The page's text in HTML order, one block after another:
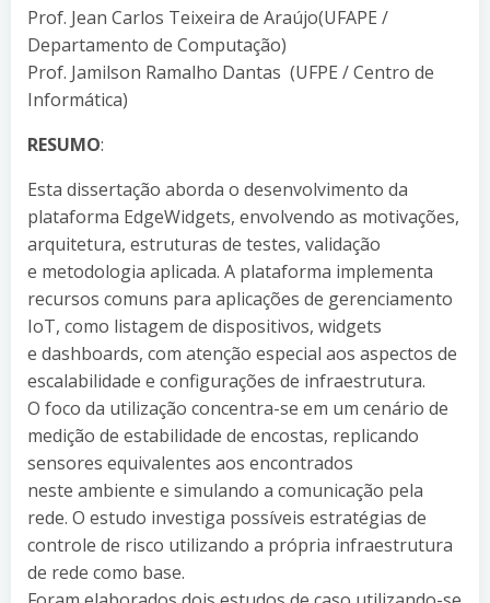
Prof. Jean Carlos Teixeira de Araújo(UFAPE /
Departamento de Computação)
Prof. Jamilson Ramalho Dantas (UFPE / Centro de
Informática)
RESUMO:
Esta dissertação aborda o desenvolvimento da
plataforma EdgeWidgets, envolvendo as motivações,
arquitetura, estruturas de testes, validação
e metodologia aplicada. A plataforma implementa
recursos comuns para aplicações de gerenciamento
IoT, como listagem de dispositivos, widgets
e dashboards, com atenção especial aos aspectos de
escalabilidade e configurações de infraestrutura.
O foco da utilização concentra-se em um cenário de
medição de estabilidade de encostas, replicando
sensores equivalentes aos encontrados
neste ambiente e simulando a comunicação pela
rede. O estudo investiga possíveis estratégias de
controle de risco utilizando a própria infraestrutura
de rede como base.